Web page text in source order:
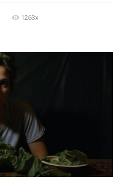
1263x